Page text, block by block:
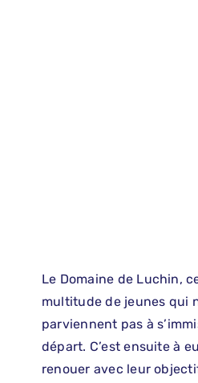
Le Domaine de Luchin,
multitude de jeunes qui
parviennent pas à
départ. C’est ensuite à
renouer avec leur